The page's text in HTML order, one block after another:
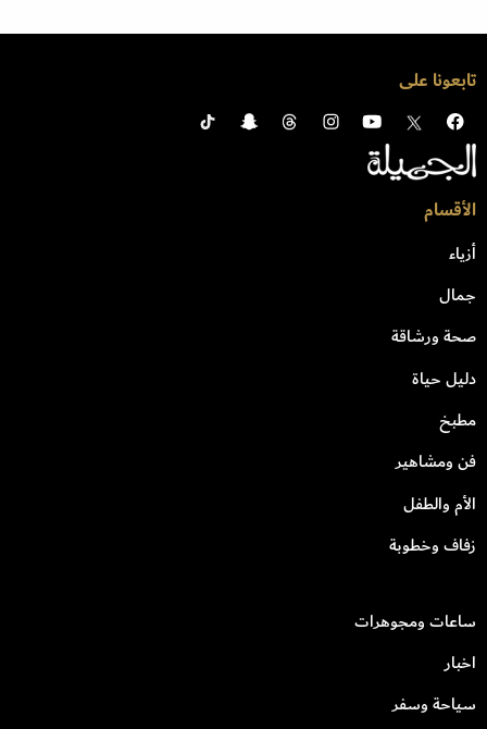
تابعونا على
الأقسام
أزياء
جمال
صحة ورشاقة
دليل حياة
مطبخ
فن ومشاهير
الأم والطفل
زفاف وخطوبة
ساعات ومجوهرات
اخبار
سياحة وسفر